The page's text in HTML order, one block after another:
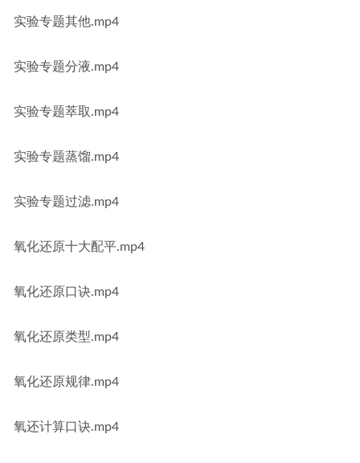
实验专题其他.mp4
实验专题分液.mp4
实验专题萃取.mp4
实验专题蒸馏.mp4
实验专题过滤.mp4
氧化还原十大配平.mp4
氧化还原口诀.mp4
氧化还原类型.mp4
氧化还原规律.mp4
氧还计算口诀.mp4